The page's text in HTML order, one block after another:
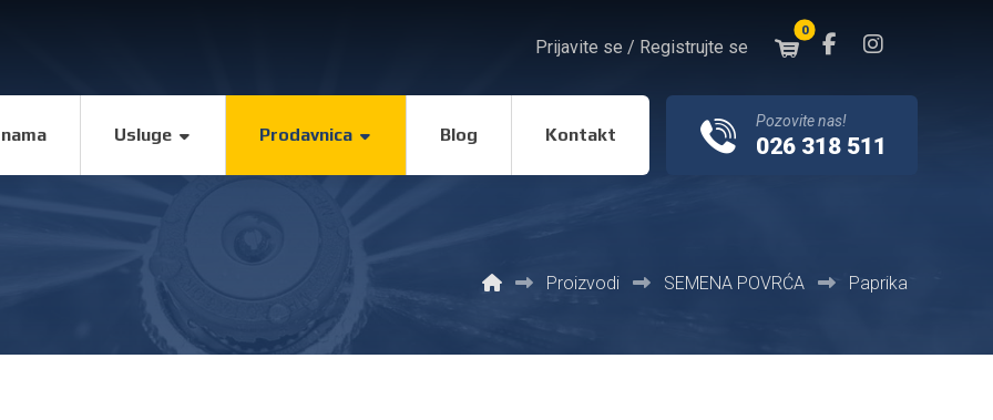
Prijavite se / Registrujte se
Pozovite nas!
026 318 511
Usluge Prodavnica Blog Kontakt
Proizvodi SEMENA POVRĆA Paprika